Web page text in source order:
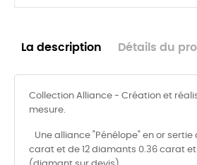
La description Détails du
Collection Alliance - Création et
mesure.
Une alliance "Pénélope" en or
carat et de 12 diamants 0.36 carat